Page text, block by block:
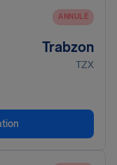
ANNULÉ
Trabzon
TZX